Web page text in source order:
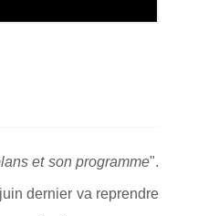
et son programme".
dernier va reprendre